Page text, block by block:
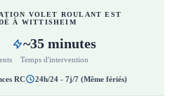
VOLET ROULANT EST
À WITTISHEIM
~35 minutes
Temps d'intervention
RC 24h/24 - 7j/7 (Même fériés)